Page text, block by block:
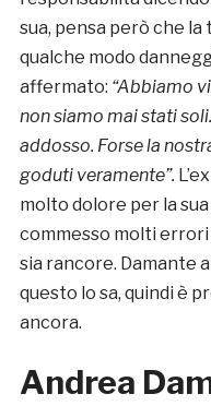
sua, pensa però che
qualche modo
affermato: “Abbiamo
non siamo mai stati soli.
addosso. Forse la
goduti veramente”.
molto dolore per la
commesso molti errori
sia rancore. Damante
questo lo sa, quindi è
ancora.
Andrea